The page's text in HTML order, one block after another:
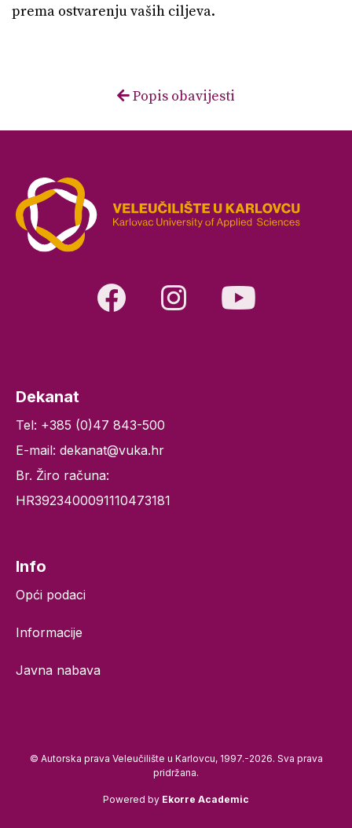
prema ostvarenju vaših ciljeva.
Popis obavijesti
Dekanat
Tel: +385 (0)47 843-500
E-mail: dekanat@vuka.hr
Br. Žiro računa:
HR3923400091110473181
Info
Opći podaci
Informacije
Javna nabava
© Autorska prava Veleučilište u Karlovcu, 1997.-2026. Sva prava
pridržana.
Powered by Ekorre Academic